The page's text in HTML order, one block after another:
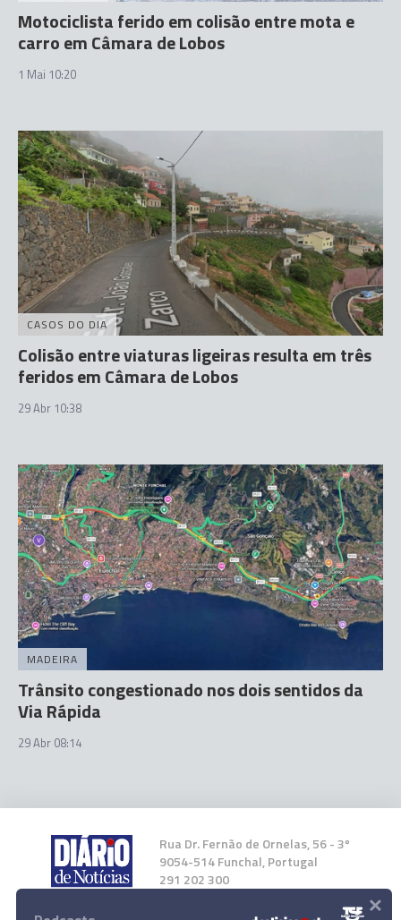
Motociclista ferido em colisão entre mota e
carro em Câmara de Lobos
1 Mai 10:20
CASOS DO DIA
Colisão entre viaturas ligeiras resulta em três
feridos em Câmara de Lobos
29 Abr 10:38
MADEIRA
Trânsito congestionado nos dois sentidos da
Via Rápida
29 Abr 08:14
Rua Dr. Fernão de Ornelas, 56 - 3º
9054-514 Funchal, Portugal
291 202 300
×